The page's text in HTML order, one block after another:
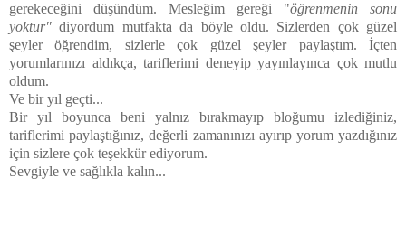
gerekeceğini düşündüm. Mesleğim gereği "öğrenmenin sonu
yoktur" diyordum mutfakta da böyle oldu. Sizlerden çok güzel
şeyler öğrendim, sizlerle çok güzel şeyler paylaştım. İçten
yorumlarınızı aldıkça, tariflerimi deneyip yayınlayınca çok mutlu
oldum.
Ve bir yıl geçti...
Bir yıl boyunca beni yalnız bırakmayıp bloğumu izlediğiniz,
tariflerimi paylaştığınız, değerli zamanınızı ayırıp yorum yazdığınız
için sizlere çok teşekkür ediyorum.
Sevgiyle ve sağlıkla kalın...